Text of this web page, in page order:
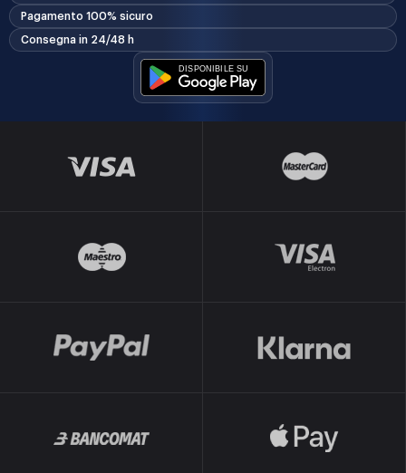
Pagamento 100% sicuro
Consegna in 24/48 h